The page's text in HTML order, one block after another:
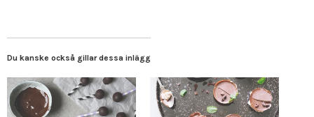
Du kanske också gillar dessa inlägg